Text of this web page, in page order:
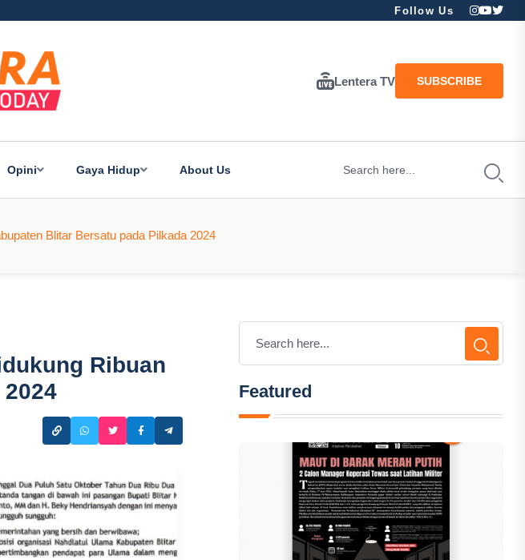
Follow Us
Lentera TV SUBSCRIBE
Opini Gaya Hidup About Us
Blitar Bersatu pada Pilkada 2024
Ribuan
Featured